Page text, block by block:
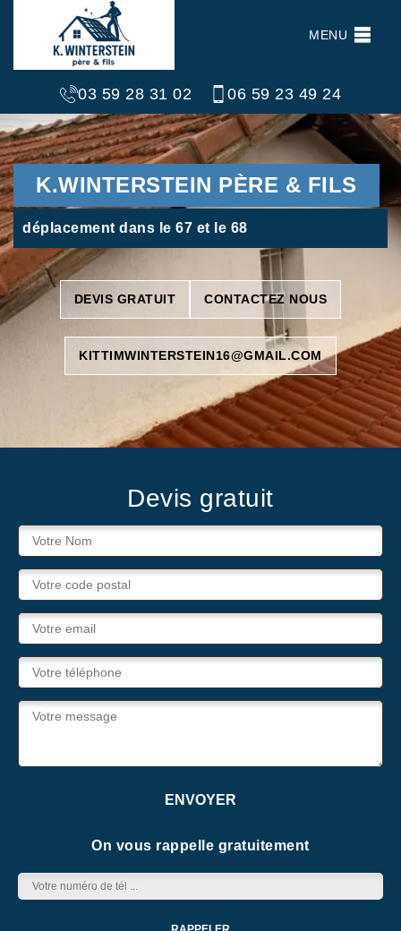
MENU
03 59 28 31 02 06 59 23 49 24
K.WINTERSTEIN PÈRE & FILS
déplacement dans le 67 et le 68
DEVIS GRATUIT CONTACTEZ NOUS
KITTIMWINTERSTEIN16@GMAIL.COM
Devis gratuit
On vous rappelle gratuitement